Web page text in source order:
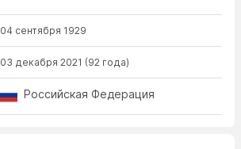
04 сентября 1929
03 декабря 2021 (92 года)
Российская Федерация